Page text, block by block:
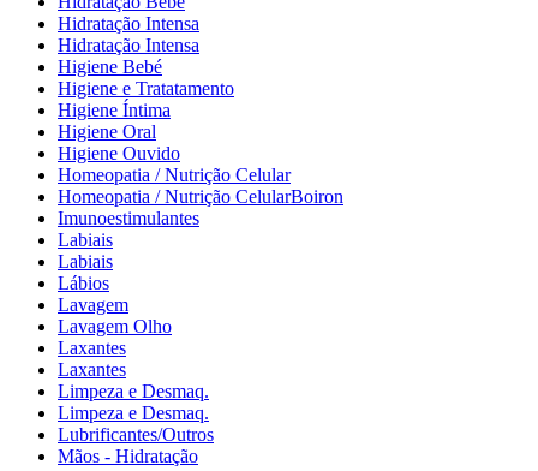
Hidratação Intensa
Hidratação Intensa
Higiene Bebé
Higiene e Tratatamento
Higiene Íntima
Higiene Oral
Higiene Ouvido
Homeopatia / Nutrição Celular
Homeopatia / Nutrição CelularBoiron
Imunoestimulantes
Labiais
Labiais
Lábios
Lavagem
Lavagem Olho
Laxantes
Laxantes
Limpeza e Desmaq.
Limpeza e Desmaq.
Lubrificantes/Outros
Mãos - Hidratação